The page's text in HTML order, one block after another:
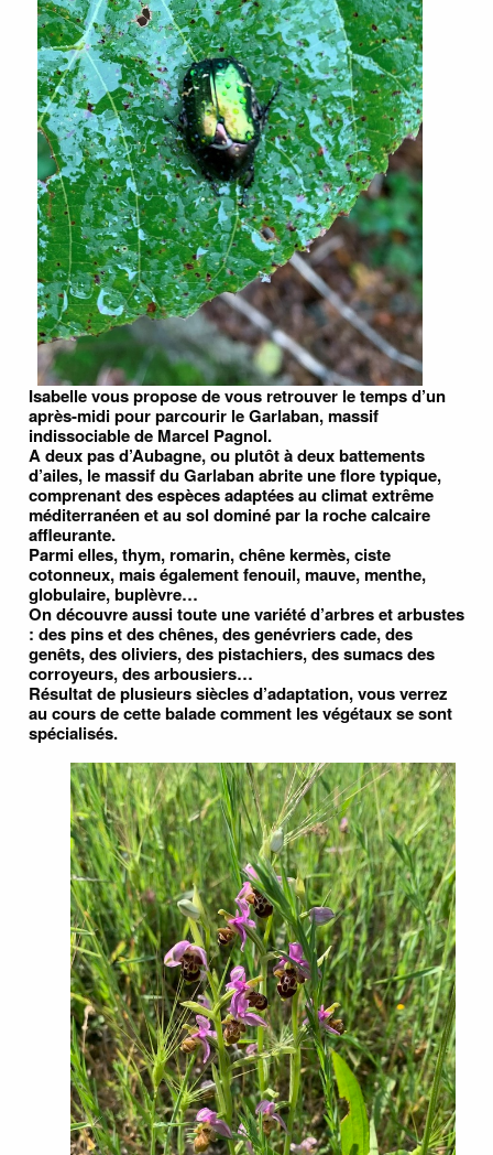
Isabelle vous propose de vous retrouver le temps d’un
après-midi pour parcourir le Garlaban, massif
indissociable de Marcel Pagnol.
A deux pas d’Aubagne, ou plutôt à deux battements
d’ailes, le massif du Garlaban abrite une flore typique,
comprenant des espèces adaptées au climat extrême
méditerranéen et au sol dominé par la roche calcaire
affleurante.
Parmi elles, thym, romarin, chêne kermès, ciste
cotonneux, mais également fenouil, mauve, menthe,
globulaire, buplèvre…
On découvre aussi toute une variété d’arbres et arbustes
: des pins et des chênes, des genévriers cade, des
genêts, des oliviers, des pistachiers, des sumacs des
corroyeurs, des arbousiers…
Résultat de plusieurs siècles d’adaptation, vous verrez
au cours de cette balade comment les végétaux se sont
spécialisés.